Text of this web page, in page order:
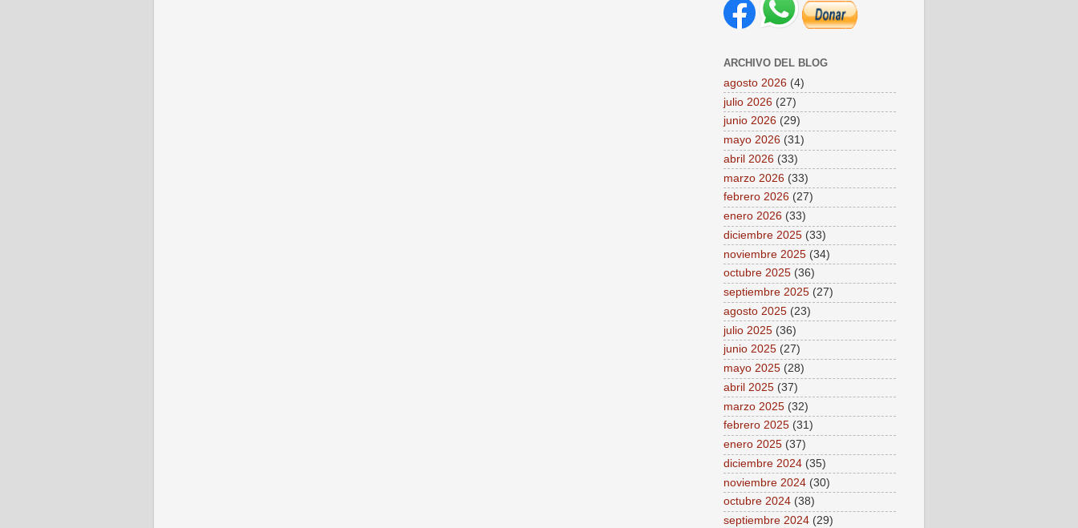
ARCHIVO DEL BLOG
agosto 2026 (4)
julio 2026 (27)
junio 2026 (29)
mayo 2026 (31)
abril 2026 (33)
marzo 2026 (33)
febrero 2026 (27)
enero 2026 (33)
diciembre 2025 (33)
noviembre 2025 (34)
octubre 2025 (36)
septiembre 2025 (27)
agosto 2025 (23)
julio 2025 (36)
junio 2025 (27)
mayo 2025 (28)
abril 2025 (37)
marzo 2025 (32)
febrero 2025 (31)
enero 2025 (37)
diciembre 2024 (35)
noviembre 2024 (30)
octubre 2024 (38)
septiembre 2024 (29)